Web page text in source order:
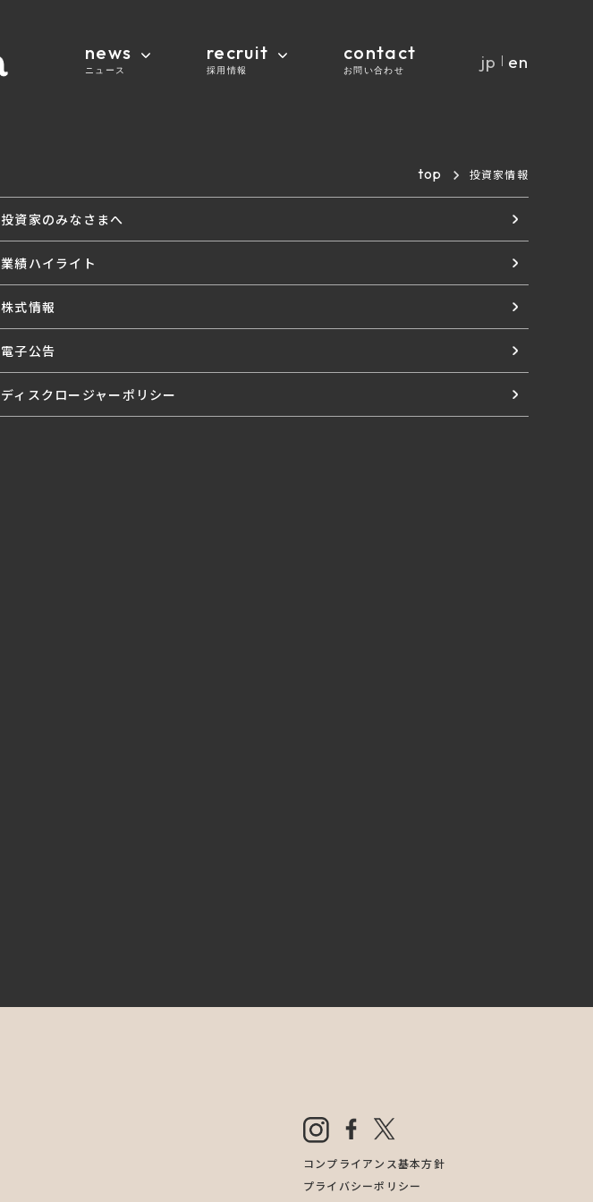
news
ニュース
recruit
採用情報
contact
お問い合わせ jp en
top
投資家情報
投資家のみなさまへ
業績ハイライト
株式情報
電子公告
ディスクロージャーポリシー
コンプライアンス基本方針
プライバシーポリシー